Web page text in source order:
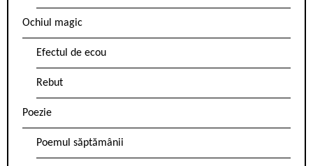
Ochiul magic
Efectul de ecou
Rebut
Poezie
Poemul săptămânii